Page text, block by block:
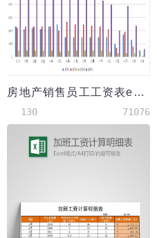
房地产销售员工工资表excel模板
130 71076